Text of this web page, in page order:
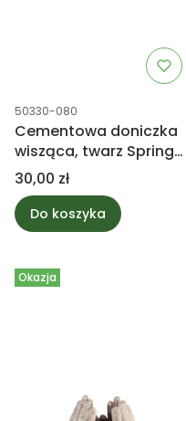
Kod produktu
50330-080
Cementowa doniczka
wisząca, twarz Spring
Girl 12cm
Cena
30,00 zł
Do koszyka
Okazja